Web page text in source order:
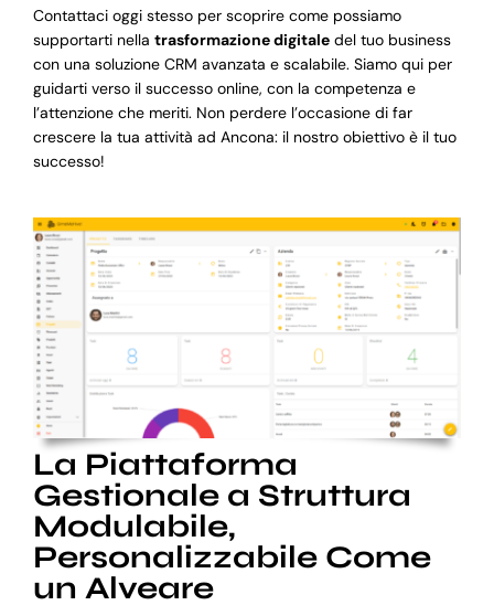
Contattaci oggi stesso per scoprire come possiamo
supportarti nella trasformazione digitaledel tuo business
con una soluzione CRM avanzata e scalabile. Siamo qui per
guidarti verso il successo online, con la competenza e
l’attenzione che meriti. Non perdere l’occasione di far
crescere la tua attività ad Ancona: il nostro obiettivo è il tuo
successo!
La Piattaforma
Gestionale a Struttura
Modulabile,
Personalizzabile Come
un Alveare